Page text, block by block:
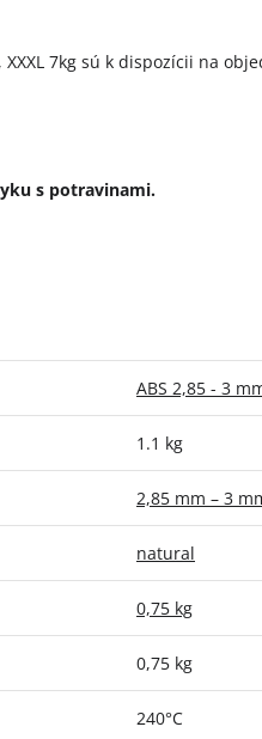
XXXL 7kg sú k dispozícii na
s potravinami.
ABS 2,85 - 3
1.1 kg
2,85 mm – 3
natural
0,75 kg
0,75 kg
240°C